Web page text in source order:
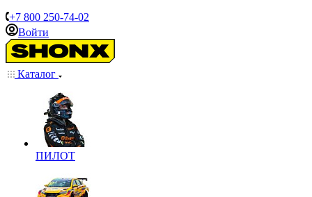
+7 800 250-74-02
Войти
Каталог
ПИЛОТ